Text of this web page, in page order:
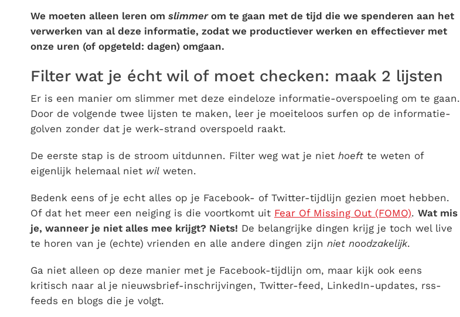
We moeten alleen leren om slimmerom te gaan met de tijd die we spenderen aan het
verwerken van al deze informatie, zodat we productiever werken en effectiever met
onze uren (of opgeteld: dagen) omgaan.
Filter wat je écht wil of moet checken: maak 2 lijsten
Er is een manier om slimmer met deze eindeloze informatie-overspoeling om te gaan.
Door de volgende twee lijsten te maken, leer je moeiteloos surfen op de informatie-
golven zonder dat je werk-strand overspoeld raakt.
De eerste stap is de stroom uitdunnen. Filter weg wat je niet hoeft te weten of
eigenlijk helemaal niet wil weten.
Bedenk eens of je echt alles op je Facebook- of Twitter-tijdlijn gezien moet hebben.
Of dat het meer een neiging is die voortkomt uit Fear Of Missing Out (FOMO). Wat mis
je, wanneer je niet alles mee krijgt? Niets! De belangrijke dingen krijg je toch wel live
te horen van je (echte) vrienden en alle andere dingen zijn niet noodzakelijk.
Ga niet alleen op deze manier met je Facebook-tijdlijn om, maar kijk ook eens
kritisch naar al je nieuwsbrief-inschrijvingen, Twitter-feed, LinkedIn-updates, rss-
feeds en blogs die je volgt.